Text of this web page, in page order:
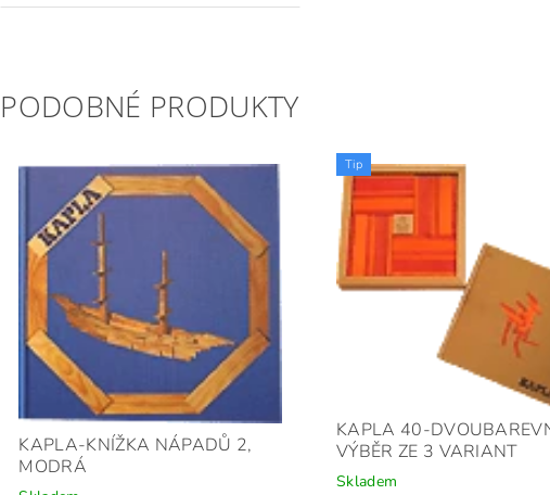
PODOBNÉ PRODUKTY
KAPLA-KNÍŽKA NÁPADŮ 2,
MODRÁ
Tip
KAPLA 40-
VÝBĚR ZE 3 VARIANT
Skladem